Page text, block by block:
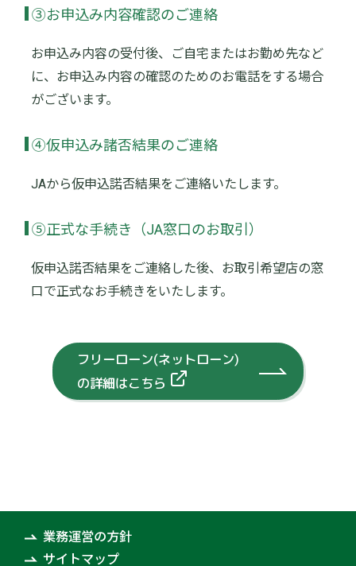
③お申込み内容確認のご連絡
お申込み内容の受付後、ご自宅またはお勤め先など
に、お申込み内容の確認のためのお電話をする場合
がございます。
④仮申込み諸否結果のご連絡
JAから仮申込諾否結果をご連絡いたします。
⑤正式な手続き（JA窓口のお取引）
仮申込諾否結果をご連絡した後、お取引希望店の窓
口で正式なお手続きをいたします。
フリーローン(ネットローン)
の詳細はこちら
業務運営の方針
サイトマップ